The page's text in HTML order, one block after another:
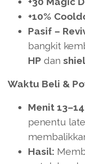
+10%
Pasif –
bangkit
HP dan
Waktu Beli &
Menit
penentu
Hasil: